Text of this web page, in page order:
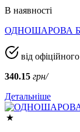
В наявності
ОДНОШАРОВА
від
340.15 грн/
Детальніше